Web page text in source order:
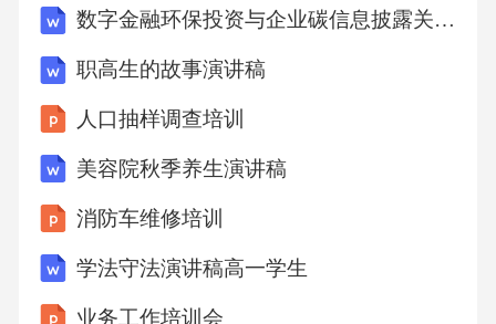
新题】已知在4x 1的二项展开式中，只有第6项
的二项式系数最大，若在展开式中任取3 3 项，
其中抽到有理项的个数为1，这个事件记为事件
C. D. 【答案】【解析】在4x 1的二项展开式中
只有第6项的二项式系数最大，则n1033
数字金融环保投资与企业碳信息披露关联性
职高生的故事演讲稿
人口抽样调查培训
美容院秋季养生演讲稿
消防车维修培训
学法守法演讲稿高一学生
业务工作培训会